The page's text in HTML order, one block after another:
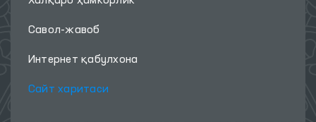
Савол-жавоб
Интернет қабулхона
Сайт харитаси